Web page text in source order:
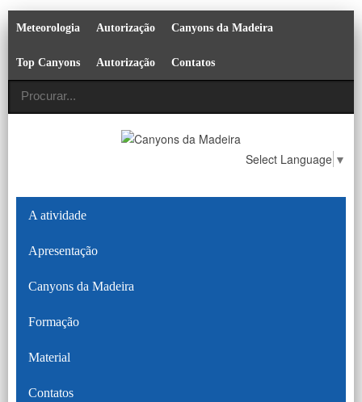
Meteorologia Autorização Canyons da Madeira
Top Canyons Autorização Contatos
Select Language ▼
A atividade
Apresentação
Canyons da Madeira
Formação
Material
Contatos